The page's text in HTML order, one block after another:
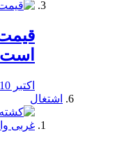
است
اکتبر 10, 2019
اشتغال